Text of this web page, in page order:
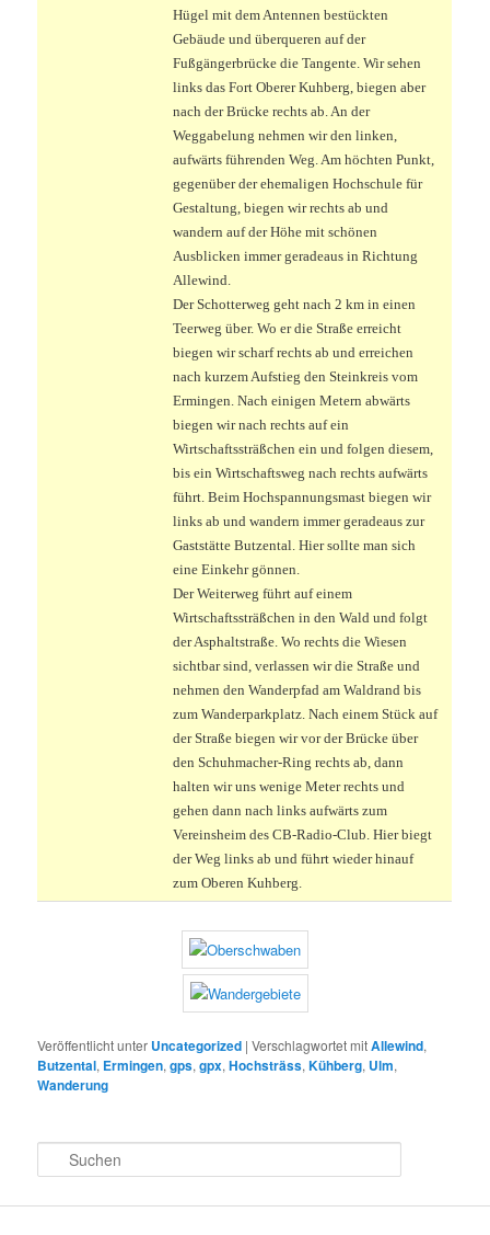
Hügel mit dem Antennen bestückten
Gebäude und überqueren auf der
Fußgängerbrücke die Tangente. Wir sehen
links das Fort Oberer Kuhberg, biegen aber
nach der Brücke rechts ab. An der
Weggabelung nehmen wir den linken,
aufwärts führenden Weg. Am höchten Punkt,
gegenüber der ehemaligen Hochschule für
Gestaltung, biegen wir rechts ab und
wandern auf der Höhe mit schönen
Ausblicken immer geradeaus in Richtung
Allewind.
Der Schotterweg geht nach 2 km in einen
Teerweg über. Wo er die Straße erreicht
biegen wir scharf rechts ab und erreichen
nach kurzem Aufstieg den Steinkreis vom
Ermingen. Nach einigen Metern abwärts
biegen wir nach rechts auf ein
Wirtschaftssträßchen ein und folgen diesem,
bis ein Wirtschaftsweg nach rechts aufwärts
führt. Beim Hochspannungsmast biegen wir
links ab und wandern immer geradeaus zur
Gaststätte Butzental. Hier sollte man sich
eine Einkehr gönnen.
Der Weiterweg führt auf einem
Wirtschaftssträßchen in den Wald und folgt
der Asphaltstraße. Wo rechts die Wiesen
sichtbar sind, verlassen wir die Straße und
nehmen den Wanderpfad am Waldrand bis
zum Wanderparkplatz. Nach einem Stück auf
der Straße biegen wir vor der Brücke über
den Schuhmacher-Ring rechts ab, dann
halten wir uns wenige Meter rechts und
gehen dann nach links aufwärts zum
Vereinsheim des CB-Radio-Club. Hier biegt
der Weg links ab und führt wieder hinauf
zum Oberen Kuhberg.
Veröffentlicht unter Uncategorized |Verschlagwortet mitAllewind,
Butzental, Ermingen,gps,gpx,Hochsträss,Kühberg, Ulm,
Wanderung
u